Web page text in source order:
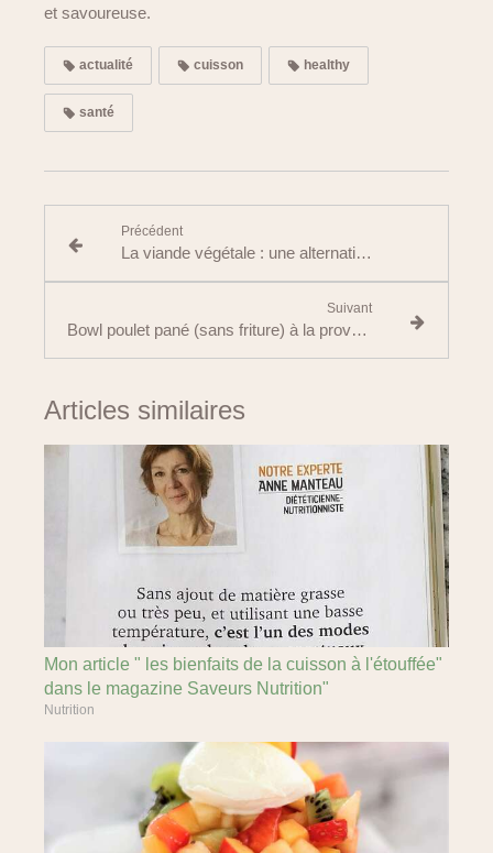
et savoureuse.
actualité cuisson healthy
santé
Précédent
La viande végétale : une alternative saine ou un produit ultra-transformé ?
Suivant
Bowl poulet pané (sans friture) à la provençale & crudités vinaigrette
Articles similaires
Mon article " les bienfaits de la cuisson à l'étouffée"
dans le magazine Saveurs Nutrition"
Nutrition